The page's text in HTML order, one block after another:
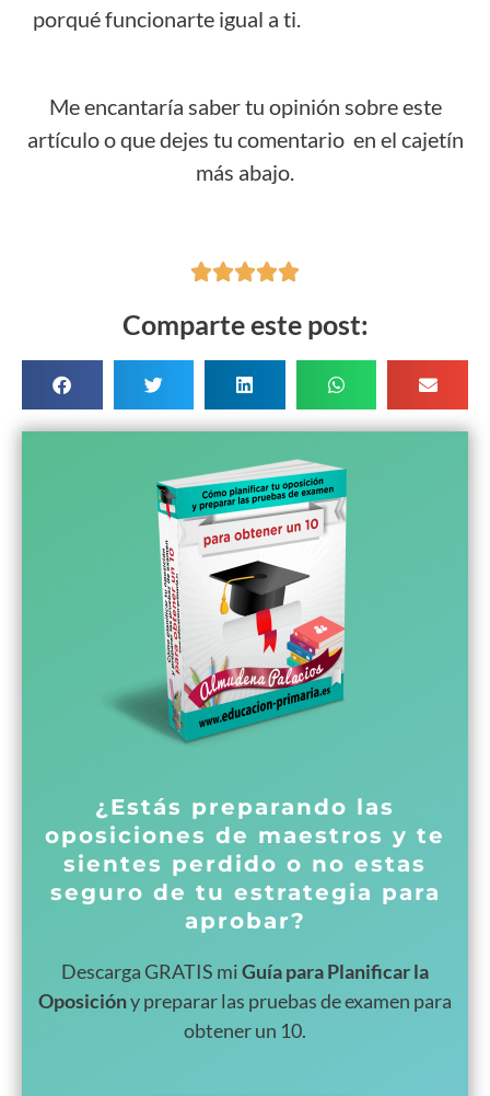
porqué funcionarte igual a ti.
Me encantaría saber tu opinión sobre este
artículo o que dejes tu comentario en el cajetín
más abajo.

Comparte este post:
¿Estás preparando las
oposiciones de maestros y te
sientes perdido o no estas
seguro de tu estrategia para
aprobar?
Descarga GRATIS miGuía para Planificar la
Oposicióny preparar las pruebas de examen para
obtener un 10.